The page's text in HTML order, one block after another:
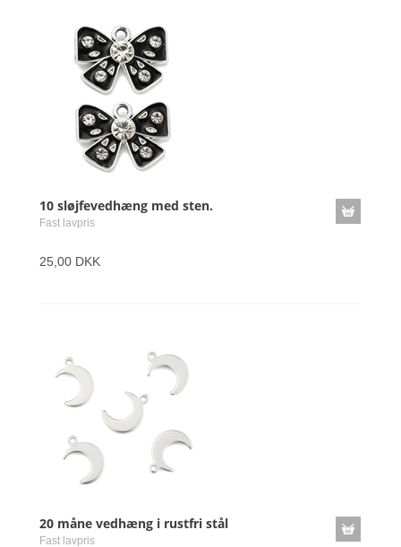
10 sløjfevedhæng med sten.
Fast lavpris
25,00 DKK
20 måne vedhæng i rustfri stål
Fast lavpris